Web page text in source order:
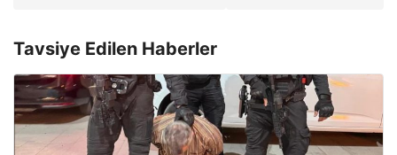
Tavsiye Edilen Haberler